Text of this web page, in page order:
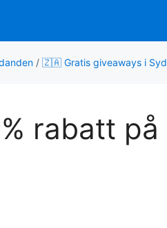
/ 🇿🇦 Gratis giveaways i
rabatt